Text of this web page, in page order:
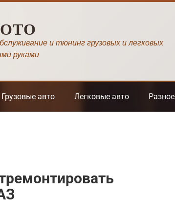
и тюнинг грузовых и легковых
руками
Грузовые авто Легковые авто Разное